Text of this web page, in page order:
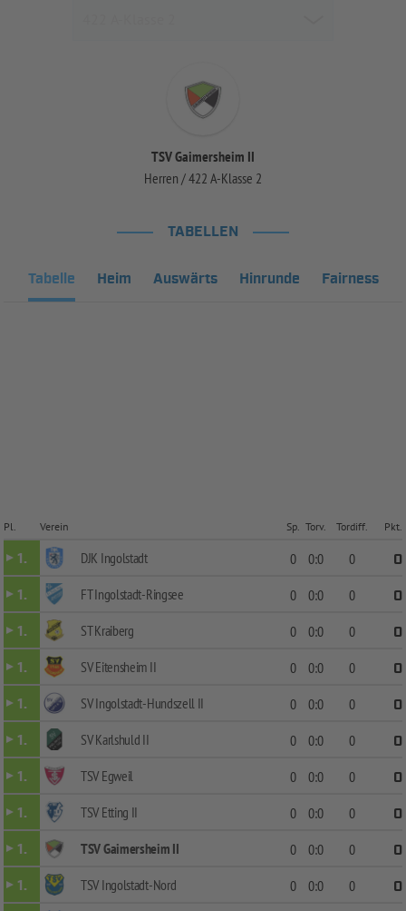
TSV Gaimersheim II
Herren / 422 A-Klasse 2
TABELLEN
Tabelle Heim Auswärts Hinrunde Fairness
Pl. Verein Sp. Torv. Tordiff. Pkt.
1. DJK Ingolstadt 0 0:0 0
0
1.
FT Ingolstadt-Ringsee 0 0:0 0
0
1.
ST Kraiberg 0 0:0 0
0
1.
SV Eitensheim II 0 0:0 0
0
1.
SV Ingolstadt-Hundszell II 0 0:0 0
0
1.
SV Karlshuld II 0 0:0 0
0
1.
TSV Egweil 0 0:0 0
0
1.
TSV Etting II 0 0:0 0
0
1.
TSV Gaimersheim II 0 0:0 0
0
1.
TSV Ingolstadt-Nord 0 0:0 0
0